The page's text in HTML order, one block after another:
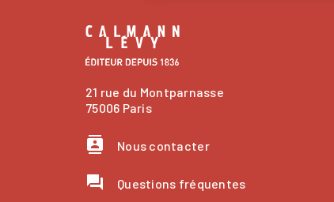
21 rue du Montparnasse
75006 Paris
contacts Nous contacter
question_answer Questions fréquentes